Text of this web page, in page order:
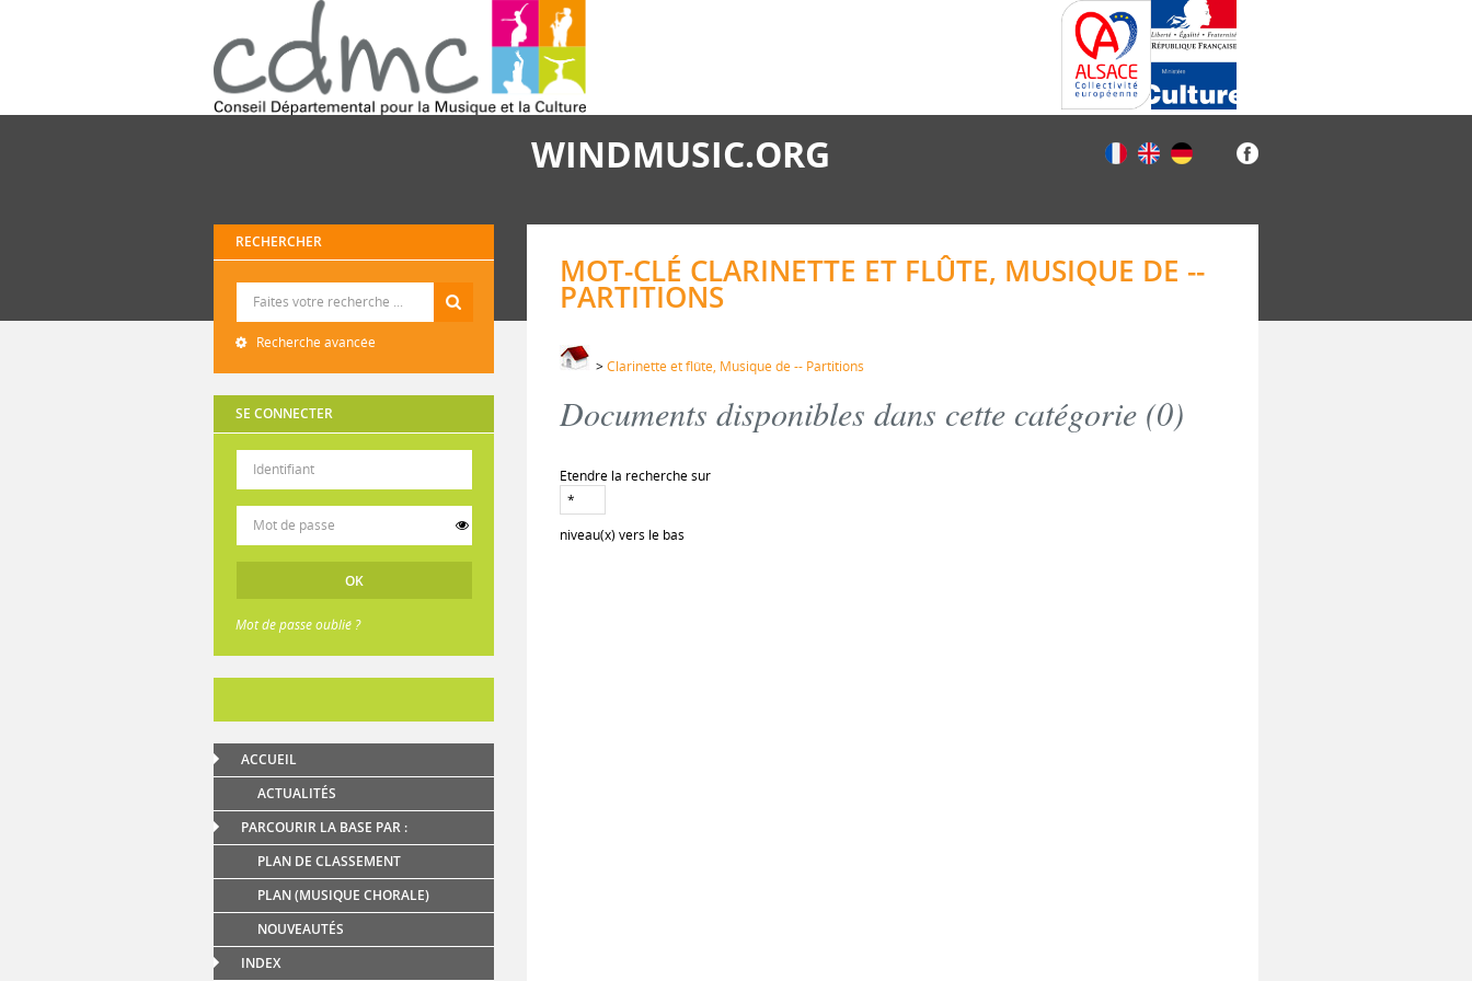
WINDMUSIC.ORG
RECHERCHER
Recherche avancée
SE CONNECTER
Mot de passe oublié ?
ACCUEIL
ACTUALITÉS
PARCOURIR LA BASE PAR :
PLAN DE CLASSEMENT
PLAN (MUSIQUE CHORALE)
NOUVEAUTÉS
INDEX
MOT-CLÉ CLARINETTE ET FLÛTE, MUSIQUE DE --
PARTITIONS
>Clarinette et flûte, Musique de -- Partitions
Documents disponibles dans cette catégorie (0)
Etendre la recherche sur
niveau(x) vers le bas